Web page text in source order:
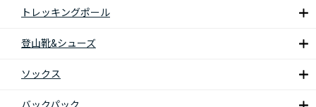
トレッキングポール
登山靴&シューズ
ソックス